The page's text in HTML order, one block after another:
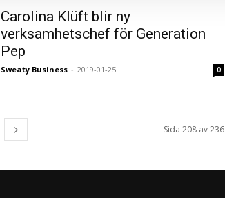
Carolina Klüft blir ny
verksamhetschef för Generation
Pep
Sweaty Business - 2019-01-25 0
Sida 208 av 236